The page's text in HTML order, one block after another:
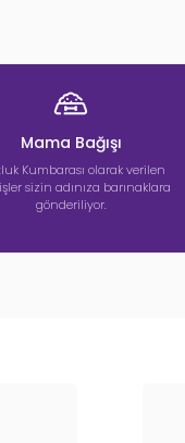
Mama Bağışı
Kumbarası olarak verilen
sizin adınıza barınaklara
gönderiliyor.